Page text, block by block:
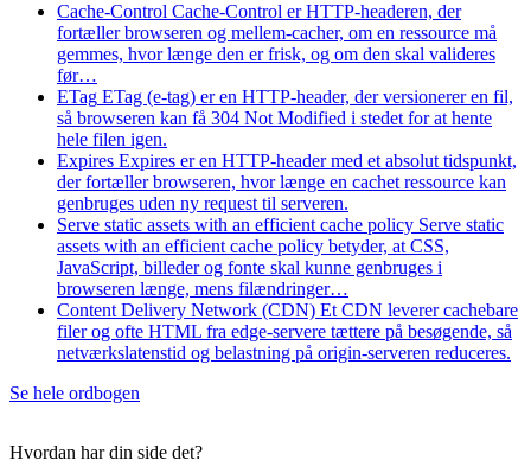
Cache-Control Cache-Control er HTTP-headeren, der
fortæller browseren og mellem-cacher, om en ressource må
gemmes, hvor længe den er frisk, og om den skal valideres
før…
ETag ETag (e-tag) er en HTTP-header, der versionerer en fil,
så browseren kan få 304 Not Modified i stedet for at hente
hele filen igen.
Expires Expires er en HTTP-header med et absolut tidspunkt,
der fortæller browseren, hvor længe en cachet ressource kan
genbruges uden ny request til serveren.
Serve static assets with an efficient cache policy Serve static
assets with an efficient cache policy betyder, at CSS,
JavaScript, billeder og fonte skal kunne genbruges i
browseren længe, mens filændringer…
Content Delivery Network (CDN) Et CDN leverer cachebare
filer og ofte HTML fra edge-servere tættere på besøgende, så
netværkslatenstid og belastning på origin-serveren reduceres.
Se hele ordbogen
Hvordan har din side det?